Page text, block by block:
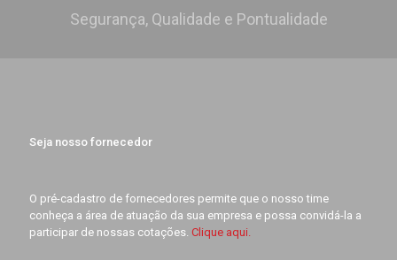
Segurança, Qualidade e Pontualidade
Seja nosso fornecedor
O pré-cadastro de fornecedores permite que o nosso time
conheça a área de atuação da sua empresa e possa convidá-la a
participar de nossas cotações. Clique aqui.